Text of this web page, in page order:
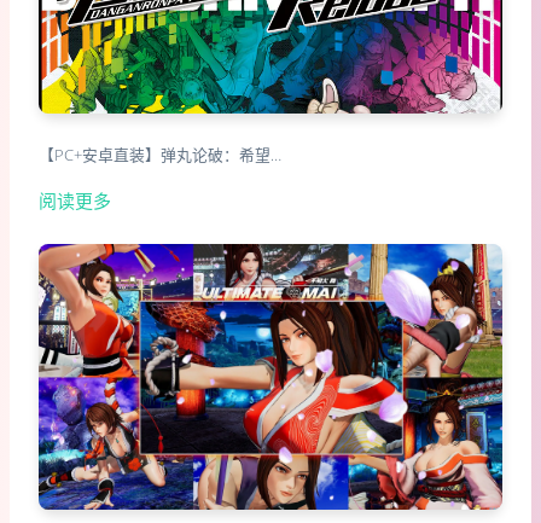
【PC+安卓直装】弹丸论破：希望…
阅读更多